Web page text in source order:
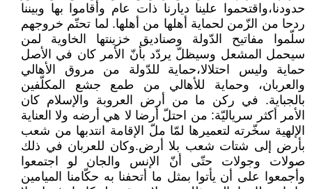
حدودنا،واقتحموا علينا ديارنا ذات عام وأقاموا بها وبيننا
ردحا من الزّمن لحماية أهلها من أهلها. لما تحتّم خروجهم
سلّموا مفاتيح الدّولة وصناديق خزينتها الخاوية لمن
سيحمل المشعل وسيظلّ يردّد بأنّ الأمر كان في الأصل
حماية وليس احتلالا،حماية للدّولة من مروق الأهالي
والعربان، وحماية للأهالي من طمع جشع المكلّفين
بالجباية. في ركن ما من أرض العروبة والإسلام كان
الأمر أكثر سرياليّة: من احتلّ أرضا لا هي أرضه ولا العناية
الإلهية سخّرته لتعميرها لمّا ملّ الإقامة انتدبها من شعب
بأرض إلى شتات شعب بلا أرض.وكان للعربان في ذلك
صولات وجولات حتّى أنّ الإنس والجان لو اجتمعوا
وأجمعوا على أن يأتوا بمثل ما أتحفنا به حكّامنا الميامين